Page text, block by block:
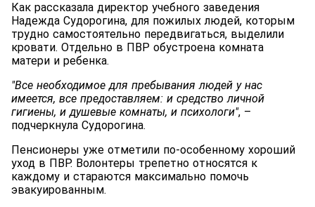
Как рассказала директор учебного заведения
Надежда Судорогина, для пожилых людей, которым
трудно самостоятельно передвигаться, выделили
кровати. Отдельно в ПВР обустроена комната
матери и ребенка.
"Все необходимое для пребывания людей у нас
имеется, все предоставляем: и средство личной
гигиены, и душевые комнаты, и психологи", –
подчеркнула Судорогина.
Пенсионеры уже отметили по-особенному хороший
уход в ПВР. Волонтеры трепетно относятся к
каждому и стараются максимально помочь
эвакуированным.